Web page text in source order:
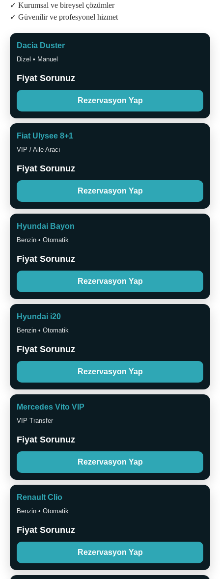
✓ Kurumsal ve bireysel çözümler
✓ Güvenilir ve profesyonel hizmet
Dacia Duster
Dizel • Manuel
Fiyat Sorunuz
Rezervasyon Yap
Fiat Ulysee 8+1
VIP / Aile Aracı
Fiyat Sorunuz
Rezervasyon Yap
Hyundai Bayon
Benzin • Otomatik
Fiyat Sorunuz
Rezervasyon Yap
Hyundai i20
Benzin • Otomatik
Fiyat Sorunuz
Rezervasyon Yap
Mercedes Vito VIP
VIP Transfer
Fiyat Sorunuz
Rezervasyon Yap
Renault Clio
Benzin • Otomatik
Fiyat Sorunuz
Rezervasyon Yap